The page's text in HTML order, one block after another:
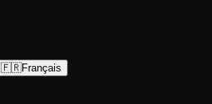
🇫🇷Français